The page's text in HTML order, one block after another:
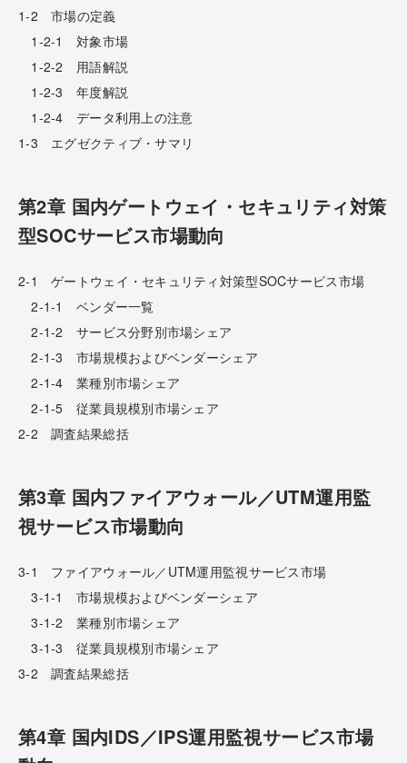
1-2 市場の定義
1-2-1 対象市場
1-2-2 用語解説
1-2-3 年度解説
1-2-4 データ利用上の注意
1-3 エグゼクティブ・サマリ
第2章 国内ゲートウェイ・セキュリティ対策
型SOCサービス市場動向
2-1 ゲートウェイ・セキュリティ対策型SOCサービス市場
2-1-1 ベンダー一覧
2-1-2 サービス分野別市場シェア
2-1-3 市場規模およびベンダーシェア
2-1-4 業種別市場シェア
2-1-5 従業員規模別市場シェア
2-2 調査結果総括
第3章 国内ファイアウォール／UTM運用監
視サービス市場動向
3-1 ファイアウォール／UTM運用監視サービス市場
3-1-1 市場規模およびベンダーシェア
3-1-2 業種別市場シェア
3-1-3 従業員規模別市場シェア
3-2 調査結果総括
第4章 国内IDS／IPS運用監視サービス市場